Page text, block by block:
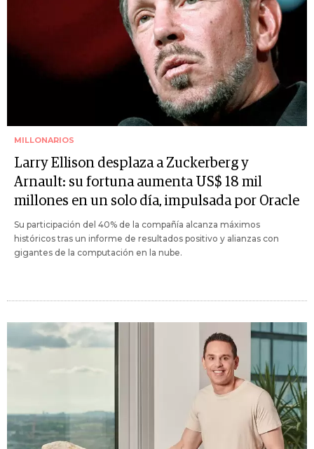
MILLONARIOS
Larry Ellison desplaza a Zuckerberg y
Arnault: su fortuna aumenta US$ 18 mil
millones en un solo día, impulsada por Oracle
Su participación del 40% de la compañía alcanza máximos
históricos tras un informe de resultados positivo y alianzas con
gigantes de la computación en la nube.